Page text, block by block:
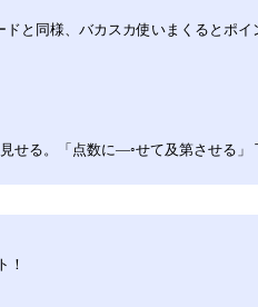
と同様、バカスカ使いまくるとポ
る。「点数に―◦せて及第させる
！